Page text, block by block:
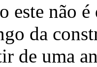
este não
da
de uma